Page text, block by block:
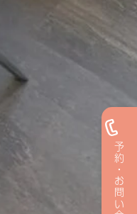
予約・お問い合わせ